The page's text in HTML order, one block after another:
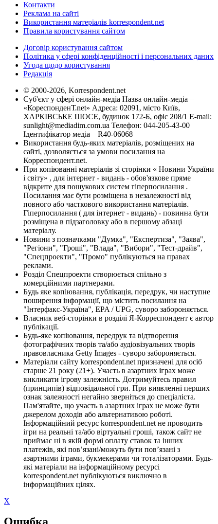
Контакти
Реклама на сайті
Використання матеріалів korrespondent.net
Правила користування сайтом
Договір користування сайтом
Політика у сфері конфіденційності і персональних даних
Угода щодо користування
Редакція
© 2000-2026, Korrespondent.net
Суб'єкт у сфері онлайн-медіа Назва онлайн-медіа –
«КореспонденТ.net» Адреса: 02091, місто Київ,
ХАРКІВСЬКЕ ШОСЕ, будинок 172-Б, офіс 208/1 E-mail:
sunlight@mediadim.com.ua Телефон: 044-205-43-00
Ідентифікатор медіа – R40-06068
Використання будь-яких матеріалів, розміщених на
сайті, дозволяється за умови посилання на
Корреспондент.net.
При копіюванні матеріалів зі сторінки « Новини України
і світу» , для інтернет - видань - обов'язкове пряме
відкрите для пошукових систем гіперпосилання .
Посилання має бути розміщена в незалежності від
повного або часткового використання матеріалів.
Гіперпосилання ( для інтернет - видань) - повинна бути
розміщена в підзаголовку або в першому абзаці
матеріалу.
Новини з позначками "Думка", "Експертиза", "Заява",
"Регіони", "Гроші", "Влада", "Вибори", "Тест-драйв",
"Спецпроекти", "Промо" публікуються на правах
реклами.
Розділ Спецпроекти створюється спільно з
комерційними партнерами.
Будь яке копіювання, публікація, передрук, чи наступне
поширення інформації, що містить посилання на
"Інтерфакс-Україна", EPA / UPG, суворо забороняється.
Власник веб-сторінки в розділі Я-Корреспондент є автор
публікації.
Будь-яке копіювання, передрук та відтворення
фотографічних творів та/або аудіовізуальних творів
правовласника Getty Images - суворо забороняється.
Матеріали сайту korrespondent.net призначені для осіб
старше 21 року (21+). Участь в азартних іграх може
викликати ігрову залежність. Дотримуйтесь правил
(принципів) відповідальної гри. При виявленні перших
ознак залежності негайно зверніться до спеціаліста.
Пам'ятайте, що участь в азартних іграх не може бути
джерелом доходів або альтернативою роботі.
Інформаційний ресурс korrespondent.net не проводить
ігри на реальні та/або віртуальні гроші, також сайт не
приймає ні в якій формі оплату ставок та інших
платежів, які пов’язані/можуть бути пов’язані з
азартними іграми, букмекерами чи тоталізаторами. Будь-
які матеріали на інформаційному ресурсі
korrespondent.net публікуються виключно в
інформаційних цілях.
X